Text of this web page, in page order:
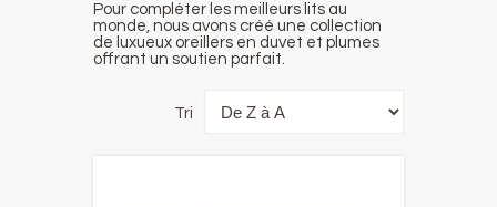
Pour compléter les meilleurs lits au
monde, nous avons créé une collection
de luxueux oreillers en duvet et plumes
offrant un soutien parfait.
Tri